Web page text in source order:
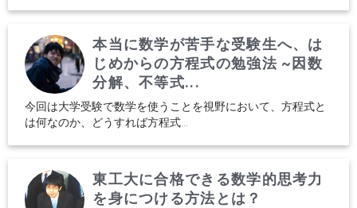
本当に数学が苦手な受験生へ、は
じめからの方程式の勉強法 ~因数
分解、不等式...
今回は大学受験で数学を使うことを視野において、方程式と
は何なのか、どうすれば方程式...
東工大に合格できる数学的思考力
を身につける方法とは？